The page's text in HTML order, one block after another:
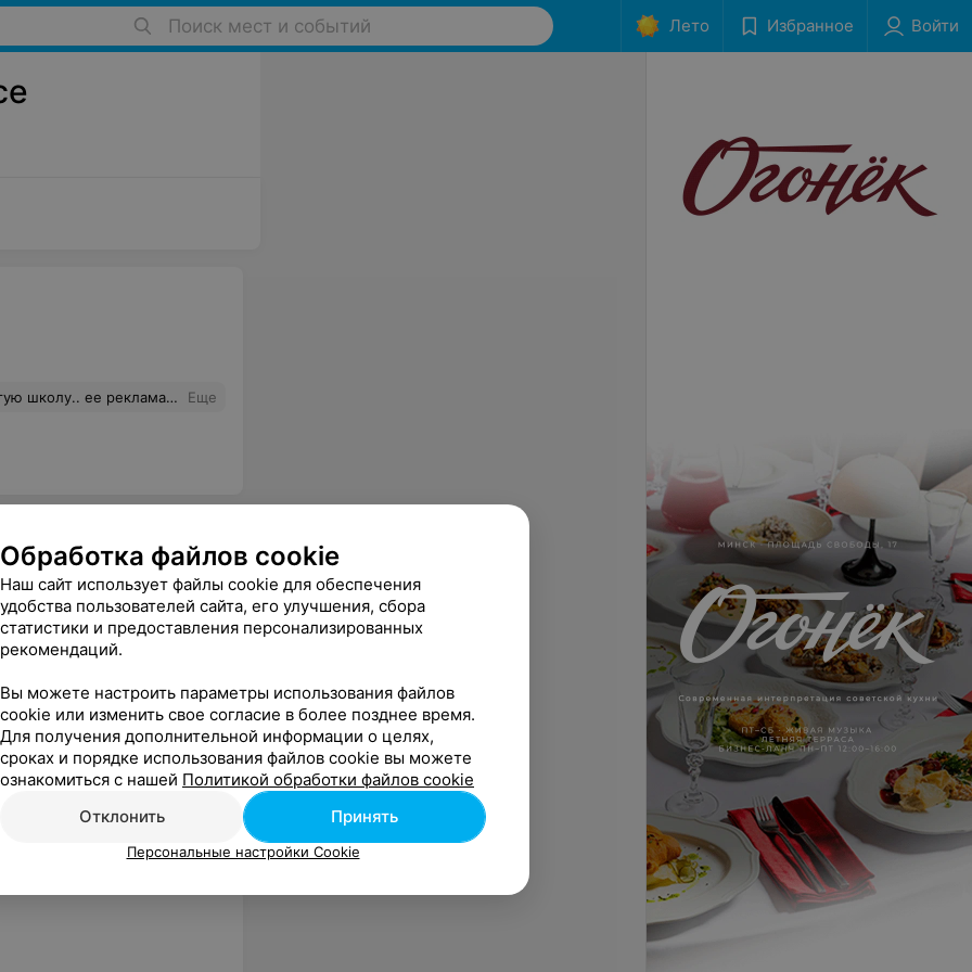
Поиск мест и событий Лето Избранное Войти
В нашей группе было 3 человек , тёплая атмосфера, чай , печенюшки , увлекательная и запоминающая подача материала! Если вы хотите научится фотографировать, бегите к ним! Это не реклама , а сугубо моё мнение Еще
и многолюдно. Пиво тоже было отличное, есть из чего выбрать.
Обработка файлов cookie
Наш сайт использует файлы cookie для обеспечения
удобства пользователей сайта, его улучшения, сбора
статистики и предоставления персонализированных
рекомендаций.
Вы можете настроить параметры использования файлов
cookie или изменить свое согласие в более позднее время.
Для получения дополнительной информации о целях,
сроках и порядке использования файлов cookie вы можете
ознакомиться с нашей Политикой обработки файлов cookie
Отклонить
Принять
Персональные настройки Cookie